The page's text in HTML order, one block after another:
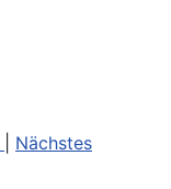
Nächstes